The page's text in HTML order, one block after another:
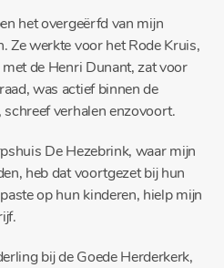
het overgeërfd van mijn
Ze werkte voor het Rode Kruis,
de Henri Dunant, zat voor
was actief binnen de
verhalen enzovoort.
De Hezebrink, waar mijn
heb dat voortgezet bij hun
op hun kinderen, hielp mijn
bij de Goede Herderkerk,